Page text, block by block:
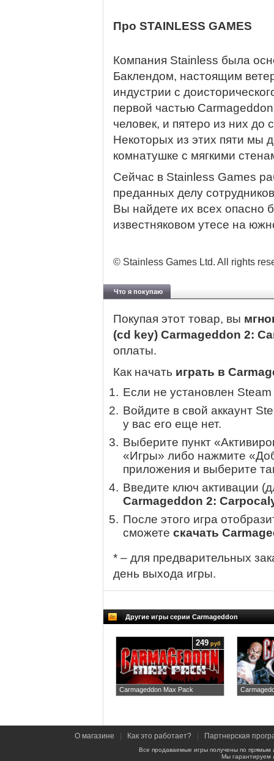
Про STAINLESS GAMES
Компания Stainless была
Баклендом, настоящим
индустрии с
первой частью
человек, и пятеро из них до
Некоторых из этих пяти мы
комнатушке с мягкими
Сейчас в Stainless Games
преданных делу
Вы найдете их всех
известняковом утесе на
© Stainless Games Ltd. All rights
Что я покупаю
Покупая этот товар, вы
(cd key) Carmageddon 2:
оплаты.
Как начать играть в
Если не установлен
Войдите в свой аккаунт
у вас его еще нет.
Выберите пункт
«Игры» либо нажмите
приложения и выберите
Введите ключ активации
Carmageddon 2:
После этого игра
сможете скачать
* – для предварительных
день выхода игры.
Другие игры серии Carmageddon
Carmageddon Max Pack
249 руб
О магазине Как это работает? Партнерская
Все продаваемые игры получены по
Мы гарантируем